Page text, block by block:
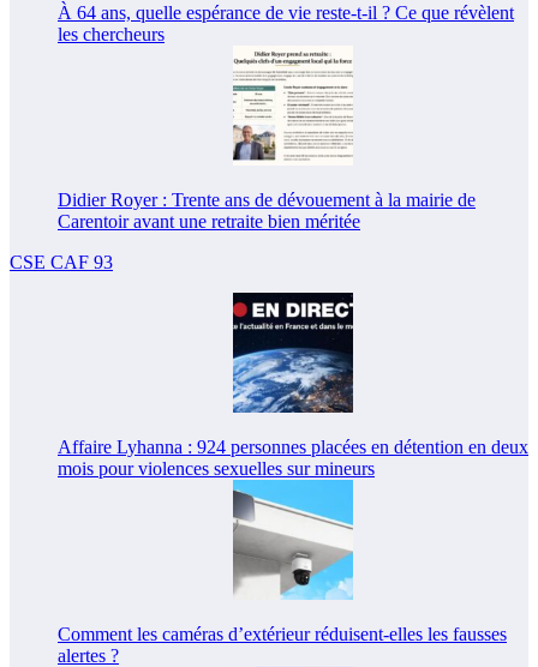
À 64 ans, quelle espérance de vie reste-t-il ? Ce que révèlent
les chercheurs
Didier Royer : Trente ans de dévouement à la mairie de
Carentoir avant une retraite bien méritée
CSE CAF 93
Affaire Lyhanna : 924 personnes placées en détention en deux
mois pour violences sexuelles sur mineurs
Comment les caméras d’extérieur réduisent-elles les fausses
alertes ?